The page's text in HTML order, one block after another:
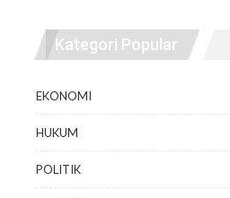
Kategori Popular
EKONOMI
HUKUM
POLITIK